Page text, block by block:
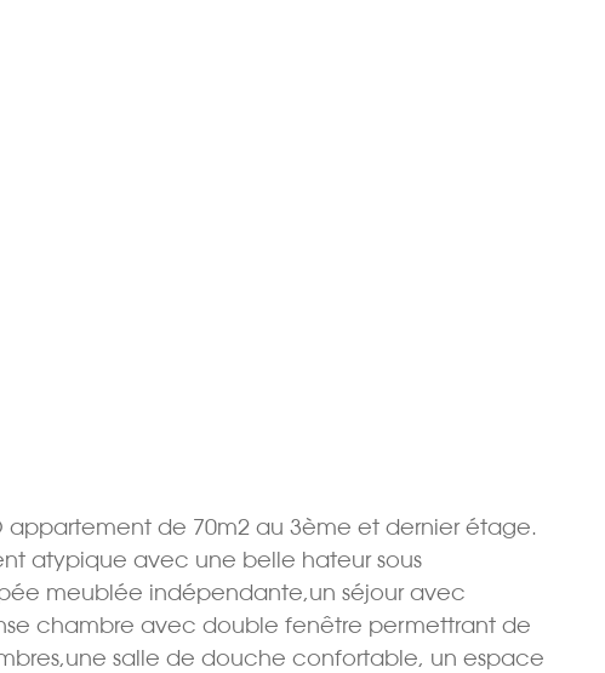
appartement de 70m2 au 3ème et dernier étage.
atypique avec une belle hateur sous
meublée indépendante,un séjour avec
chambre avec double fenêtre permettrant de
salle de douche confortable, un espace